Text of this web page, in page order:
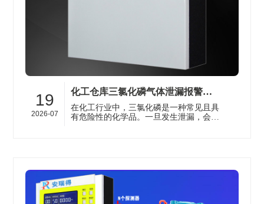
19
2026-07
化工仓库三氯化磷气体泄漏报警器的工作原理与应用场景科普
在化工行业中，三氯化磷是一种常见且具
有危险性的化学品。一旦发生泄漏，会对